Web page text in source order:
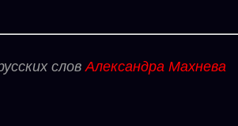
словАлександра Махнева